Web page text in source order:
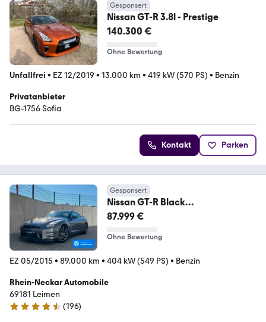
Gesponsert
Nissan GT-R 3.8l - Prestige
140.300 €
Ohne Bewertung
Unfallfrei • EZ 12/2019 • 13.000 km • 419 kW (570 PS) • Benzin
Privatanbieter
BG-1756 Sofia
Kontakt Parken
Gesponsert
Nissan GT-R Black
Edition/BOSE/Kupplung2024/1.H
87.999 €
Ohne Bewertung
EZ 05/2015 • 89.000 km • 404 kW (549 PS) • Benzin
Rhein-Neckar Automobile
69181 Leimen
4.4 Sterne
(196)